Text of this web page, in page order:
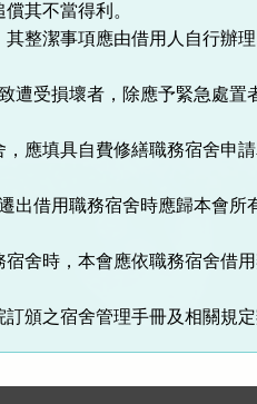
其不當得利。
整潔事項應由借用人自行辦
遭受損壞者，除應予緊急處
應填具自費修繕職務宿舍申
出借用職務宿舍時應歸本會
舍時，本會應依職務宿舍借
頒之宿舍管理手冊及相關規定